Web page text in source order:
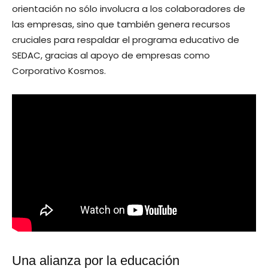
orientación no sólo involucra a los colaboradores de
las empresas, sino que también genera recursos
cruciales para respaldar el programa educativo de
SEDAC, gracias al apoyo de empresas como
Corporativo Kosmos.
Una alianza por la educación